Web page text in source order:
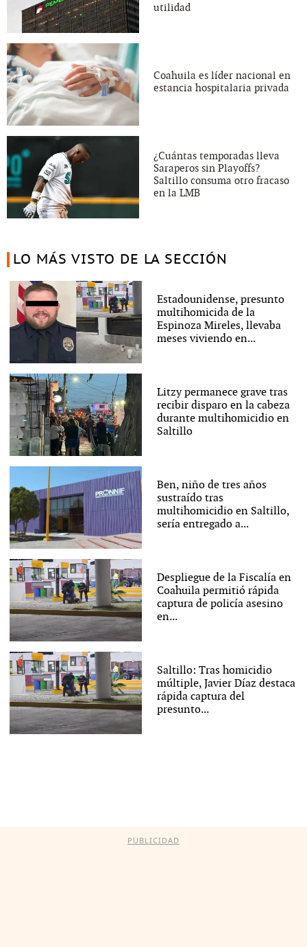
utilidad
Coahuila es líder nacional en
estancia hospitalaria privada
¿Cuántas temporadas lleva
Saraperos sin Playoffs?
Saltillo consuma otro fracaso
en la LMB
LO MÁS VISTO DE LA SECCIÓN
Estadounidense, presunto
multihomicida de la
Espinoza Mireles, llevaba
meses viviendo en...
Litzy permanece grave tras
recibir disparo en la cabeza
durante multihomicidio en
Saltillo
Ben, niño de tres años
sustraído tras
multihomicidio en Saltillo,
sería entregado a...
Despliegue de la Fiscalía en
Coahuila permitió rápida
captura de policía asesino
en...
Saltillo: Tras homicidio
múltiple, Javier Díaz destaca
rápida captura del
presunto...
PUBLICIDAD